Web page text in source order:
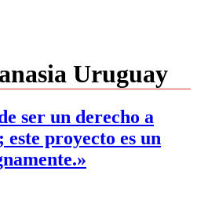
Uruguay
ser un derecho a
proyecto es un